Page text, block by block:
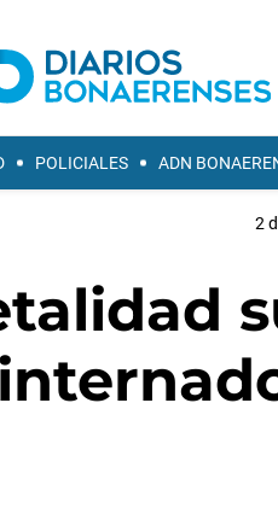
POLICIALES ADN
2